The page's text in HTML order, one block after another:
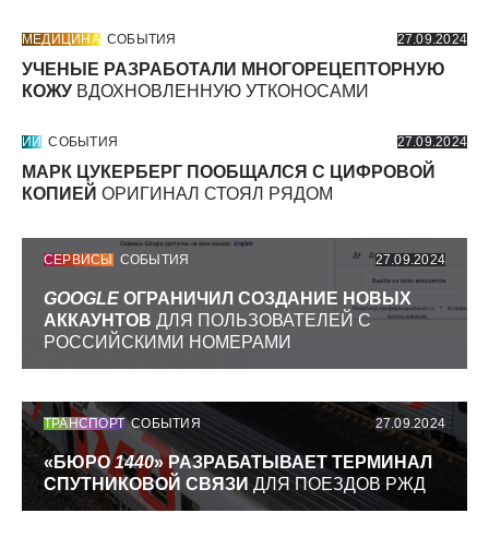
МЕДИЦИНА СОБЫТИЯ 27.09.2024
УЧЕНЫЕ РАЗРАБОТАЛИ МНОГОРЕЦЕПТОРНУЮ
КОЖУ ВДОХНОВЛЕННУЮ УТКОНОСАМИ
ИИ СОБЫТИЯ 27.09.2024
МАРК ЦУКЕРБЕРГ ПООБЩАЛСЯ С ЦИФРОВОЙ
КОПИЕЙ ОРИГИНАЛ СТОЯЛ РЯДОМ
СЕРВИСЫ СОБЫТИЯ 27.09.2024
GOOGLE ОГРАНИЧИЛ СОЗДАНИЕ НОВЫХ
АККАУНТОВ ДЛЯ ПОЛЬЗОВАТЕЛЕЙ С
РОССИЙСКИМИ НОМЕРАМИ
ТРАНСПОРТ СОБЫТИЯ 27.09.2024
«БЮРО1440» РАЗРАБАТЫВАЕТ ТЕРМИНАЛ
СПУТНИКОВОЙ СВЯЗИ ДЛЯ ПОЕЗДОВ РЖД